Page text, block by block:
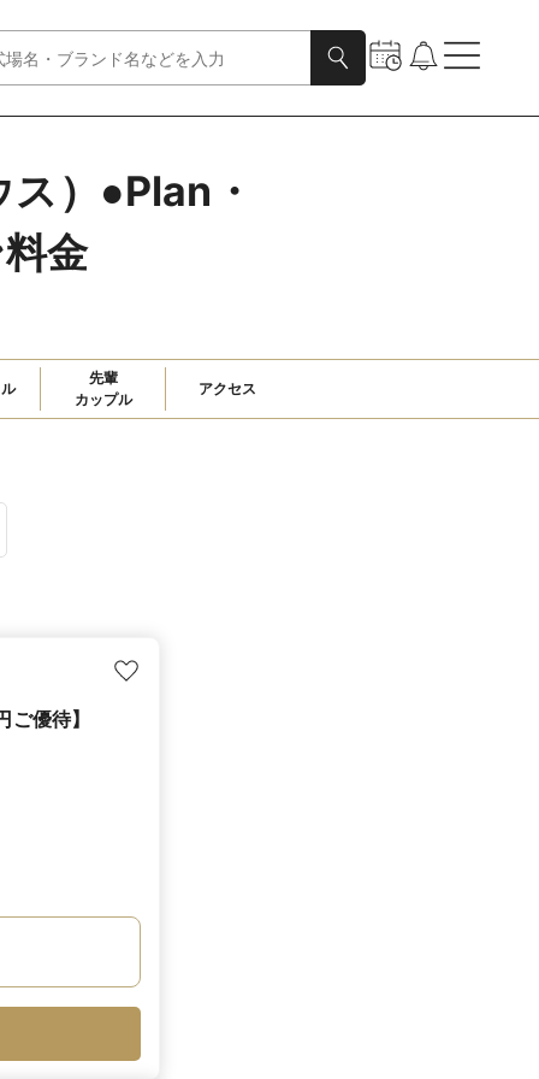
）●Plan・
金
先輩
カップル
アクセス
優待】